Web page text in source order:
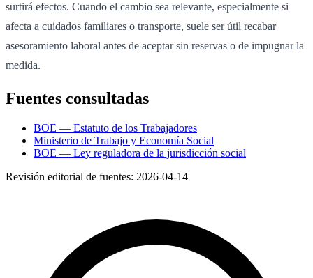
surtirá efectos. Cuando el cambio sea relevante, especialmente si
afecta a cuidados familiares o transporte, suele ser útil recabar
asesoramiento laboral antes de aceptar sin reservas o de impugnar la
medida.
Fuentes consultadas
BOE — Estatuto de los Trabajadores
Ministerio de Trabajo y Economía Social
BOE — Ley reguladora de la jurisdicción social
Revisión editorial de fuentes: 2026-04-14